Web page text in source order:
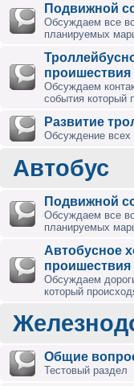
Подвижной
Обсуждаем все
планируемых
проишествия
Обсуждаем
события который
Развитие
Обсуждение всех
Автобус
Подвижной
Обсуждаем все
планируемых
Автобусное
проишествия
Обсуждаем
который
Общие
Тестовый раздел